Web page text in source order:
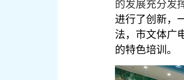
的发展充分发
进行了创新，
法，市文体广
的特色培训。